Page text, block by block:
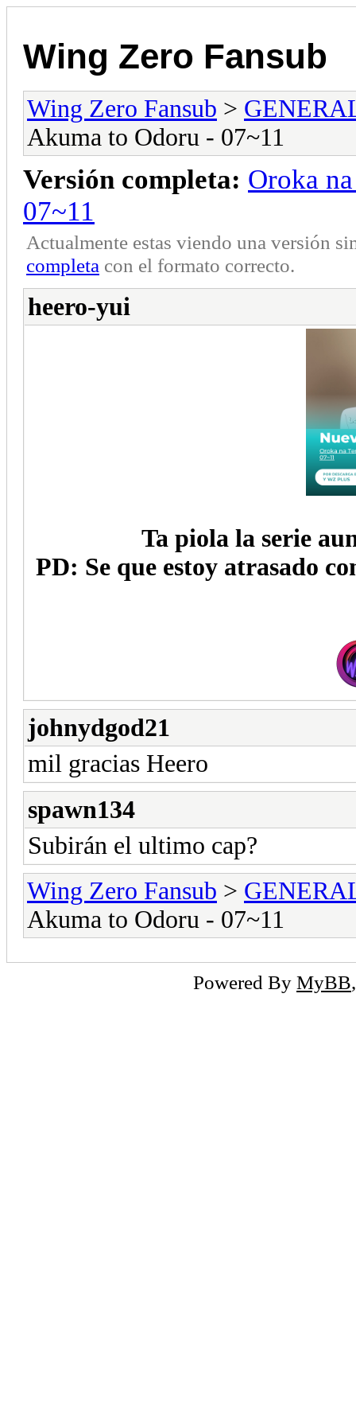
Wing Zero Fansub
Wing Zero Fansub >
Akuma to Odoru - 07~11
Versión completa: Oroka
07~11
Actualmente estas viendo una versión
completa con el formato correcto.
heero-yui
Ta piola la serie
PD: Se que estoy atrasado
johnydgod21
mil gracias Heero
spawn134
Subirán el ultimo cap?
Wing Zero Fansub >
Akuma to Odoru - 07~11
Powered By MyBB